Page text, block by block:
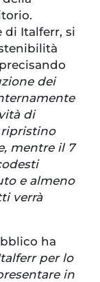
di Italferr, si
dei
di
mentre il 7
e almeno
verrà
ha
per lo
in